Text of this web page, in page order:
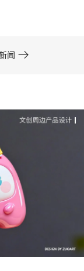
闻 
IP设计公司-佐